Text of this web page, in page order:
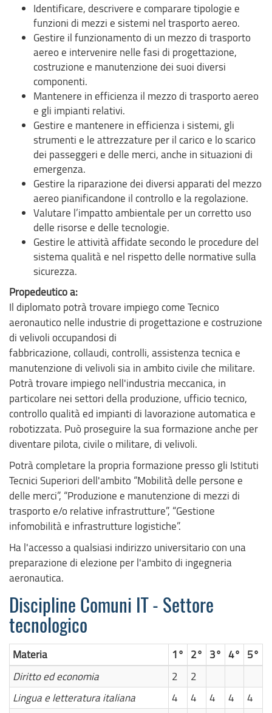
Identificare, descrivere e comparare tipologie e
funzioni di mezzi e sistemi nel trasporto aereo.
Gestire il funzionamento di un mezzo di trasporto
aereo e intervenire nelle fasi di progettazione,
costruzione e manutenzione dei suoi diversi
componenti.
Mantenere in efficienza il mezzo di trasporto aereo
e gli impianti relativi.
Gestire e mantenere in efficienza i sistemi, gli
strumenti e le attrezzature per il carico e lo scarico
dei passeggeri e delle merci, anche in situazioni di
emergenza.
Gestire la riparazione dei diversi apparati del mezzo
aereo pianificandone il controllo e la regolazione.
Valutare l’impatto ambientale per un corretto uso
delle risorse e delle tecnologie.
Gestire le attività affidate secondo le procedure del
sistema qualità e nel rispetto delle normative sulla
sicurezza.
Propedeutico a:
Il diplomato potrà trovare impiego come Tecnico
aeronautico nelle industrie di progettazione e costruzione
di velivoli occupandosi di
fabbricazione, collaudi, controlli, assistenza tecnica e
manutenzione di velivoli sia in ambito civile che militare.
Potrà trovare impiego nell'industria meccanica, in
particolare nei settori della produzione, ufficio tecnico,
controllo qualità ed impianti di lavorazione automatica e
robotizzata. Può proseguire la sua formazione anche per
diventare pilota, civile o militare, di velivoli.
Potrà completare la propria formazione presso gli Istituti
Tecnici Superiori dell'ambito “Mobilità delle persone e
delle merci”, “Produzione e manutenzione di mezzi di
trasporto e/o relative infrastrutture”, “Gestione
infomobilità e infrastrutture logistiche”.
Ha l'accesso a qualsiasi indirizzo universitario con una
preparazione di elezione per l'ambito di ingegneria
aeronautica.
Discipline Comuni IT - Settore
tecnologico
Materia 1° 2° 3° 4°
5°
Diritto ed economia
2
2
Lingua e letteratura italiana
4 4 4 4
4